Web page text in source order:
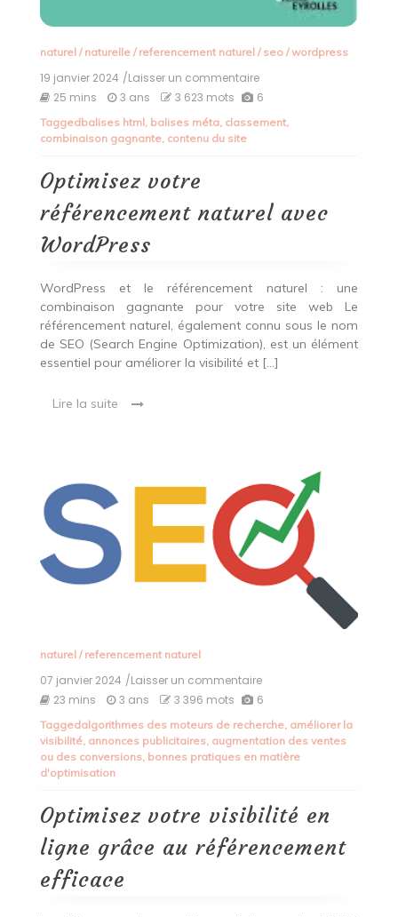
naturel / naturelle/ referencement naturel / seo/wordpress
19 janvier 2024 /Laisser un commentaireon
Optimisez
référencement
25 mins 3 ans 3 623 mots 6
Taggedbalises html, balises méta, classement,
combinaison gagnante, contenu du site
Optimisez votre
référencement naturel avec
WordPress
WordPress et le référencement naturel : une
combinaison gagnante pour votre site web Le
référencement naturel, également connu sous le nom
de SEO (Search Engine Optimization), est un élément
essentiel pour améliorer la visibilité et […]
Lire la suite
naturel / referencement naturel
07 janvier 2024 /Laisser un commentaireon
Optimisez
visibilité
en
ligne
référencement
efficace
23 mins 3 ans 3 396 mots 6
Taggedalgorithmes des moteurs de recherche, améliorer la
visibilité, annonces publicitaires, augmentation des ventes
ou des conversions, bonnes pratiques en matière
d'optimisation
Optimisez votre visibilité en
ligne grâce au référencement
efficace